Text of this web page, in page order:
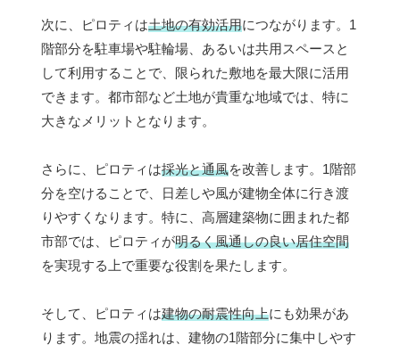
次に、ピロティは土地の有効活用につながります。1
階部分を駐車場や駐輪場、あるいは共用スペースと
して利用することで、限られた敷地を最大限に活用
できます。都市部など土地が貴重な地域では、特に
大きなメリットとなります。
さらに、ピロティは採光と通風を改善します。1階部
分を空けることで、日差しや風が建物全体に行き渡
りやすくなります。特に、高層建築物に囲まれた都
市部では、ピロティが明るく風通しの良い居住空間
を実現する上で重要な役割を果たします。
そして、ピロティは建物の耐震性向上にも効果があ
ります。地震の揺れは、建物の1階部分に集中しやす